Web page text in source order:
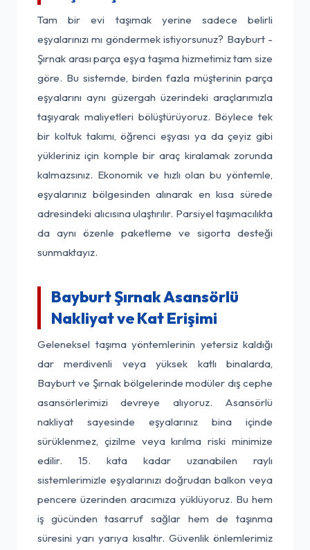
Tam bir evi taşımak yerine sadece belirli
eşyalarınızı mı göndermek istiyorsunuz? Bayburt -
Şırnak arası parça eşya taşıma hizmetimiz tam size
göre. Bu sistemde, birden fazla müşterinin parça
eşyalarını aynı güzergah üzerindeki araçlarımızla
taşıyarak maliyetleri bölüştürüyoruz. Böylece tek
bir koltuk takımı, öğrenci eşyası ya da çeyiz gibi
yükleriniz için komple bir araç kiralamak zorunda
kalmazsınız. Ekonomik ve hızlı olan bu yöntemle,
eşyalarınız bölgesinden alınarak en kısa sürede
adresindeki alıcısına ulaştırılır. Parsiyel taşımacılıkta
da aynı özenle paketleme ve sigorta desteği
sunmaktayız.
Bayburt Şırnak Asansörlü
Nakliyat ve Kat Erişimi
Geleneksel taşıma yöntemlerinin yetersiz kaldığı
dar merdivenli veya yüksek katlı binalarda,
Bayburt ve Şırnak bölgelerinde modüler dış cephe
asansörlerimizi devreye alıyoruz. Asansörlü
nakliyat sayesinde eşyalarınız bina içinde
sürüklenmez, çizilme veya kırılma riski minimize
edilir. 15. kata kadar uzanabilen raylı
sistemlerimizle eşyalarınızı doğrudan balkon veya
pencere üzerinden aracımıza yüklüyoruz. Bu hem
iş gücünden tasarruf sağlar hem de taşınma
süresini yarı yarıya kısaltır. Güvenlik önlemlerimiz